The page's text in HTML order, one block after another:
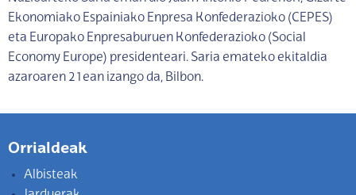
Ekonomiako Espainiako Enpresa Konfederazioko (CEPES)
eta Europako Enpresaburuen Konfederazioko (Social
Economy Europe) presidenteari. Saria emateko ekitaldia
azaroaren 21ean izango da, Bilbon.
Orrialdeak
Albisteak